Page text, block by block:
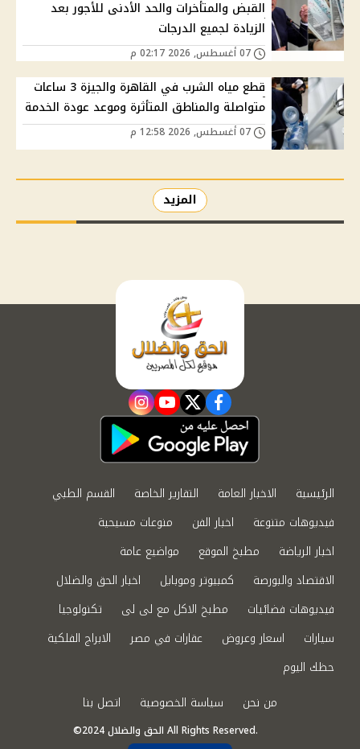
القبض والمتأخرات والحد الأدنى للأجور بعد
الزيادة لجميع الدرجات
قطع مياه الشرب في القاهرة والجيزة 3 ساعات
متواصلة والمناطق المتأثرة وموعد عودة الخدمة
المزيد
facebook
twitter
youtube
instagram
الرئيسية الاخبار العامة التقارير الخاصة
القسم الطبي
فيديوهات متنوعة
اخبار الفن
منوعات مسيحية
اخبار الرياضة
مطبخ الموقع
مواضيع عامة
الاقتصاد والبورصة
كمبيوتر وموبايل
اخبار الحق والضلال
فيديوهات فضائيات
مطبخ الاكل مع لى لى
تكنولوجيا
سيارات
اسعار وعروض عقارات في مصر
الابراج الفلكية
حظك اليوم
من نحن
سياسة الخصوصية اتصل بنا
©2024 الحق والضلال All Rights Reserved.